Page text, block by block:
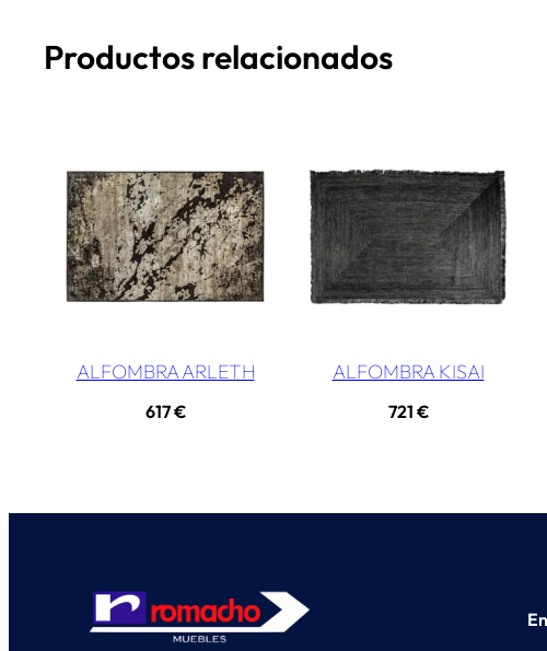
Productos relacionados
ALFOMBRA ARLETH
617€
ALFOMBRA KISAI
721 €